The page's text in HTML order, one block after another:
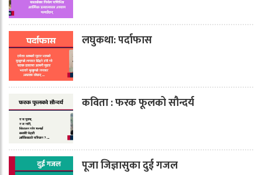
लघुकथा: पर्दाफास
कविता : फरक फूलको सौन्दर्य
पूजा जिज्ञासुका दुई गजल